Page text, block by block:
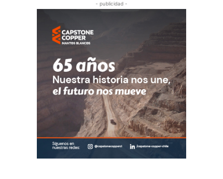
- publicidad -